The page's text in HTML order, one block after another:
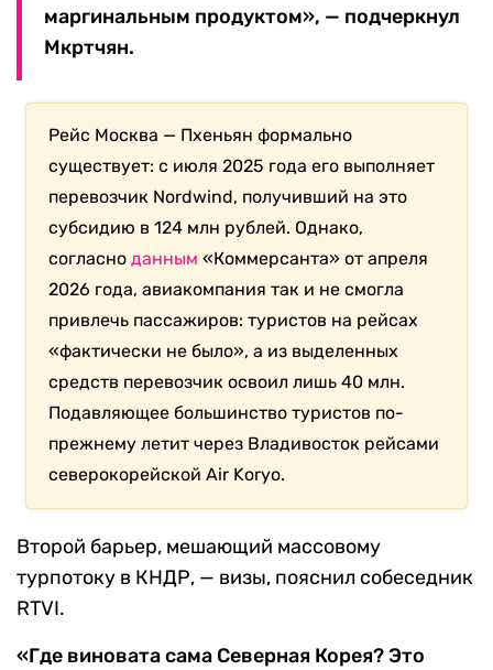
маргинальным продуктом», — подчеркнул
Мкртчян.
Рейс Москва — Пхеньян формально
существует: с июля 2025 года его выполняет
перевозчик Nordwind, получивший на это
субсидию в 124 млн рублей. Однако,
согласноданным «Коммерсанта» от апреля
2026 года, авиакомпания так и не смогла
привлечь пассажиров: туристов на рейсах
«фактически не было», а из выделенных
средств перевозчик освоил лишь 40 млн.
Подавляющее большинство туристов по-
прежнему летит через Владивосток рейсами
северокорейской Air Koryo.
Второй барьер, мешающий массовому
турпотоку в КНДР, — визы, пояснил собеседник
RTVI.
«Где виновата сама Северная Корея? Это